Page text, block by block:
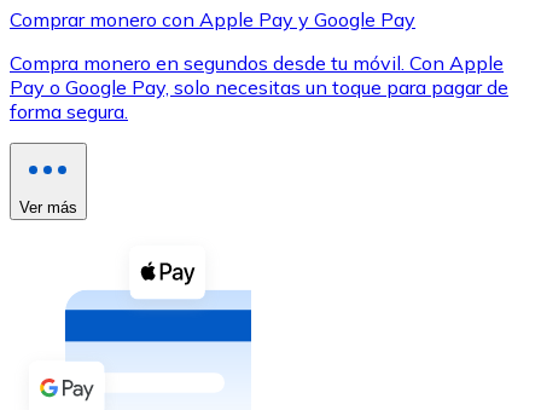
XRP
XRP
Efectivo
Comprar con efectivo
Transferencia SEPA
Añade fondos a tu cuenta Bitnovo o realiza compras
Comprar monero con Apple Pay y Google Pay
Compra monero en segundos desde tu móvil. Con Apple
Pay o Google Pay, solo necesitas un toque para pagar de
forma segura.
Ver más